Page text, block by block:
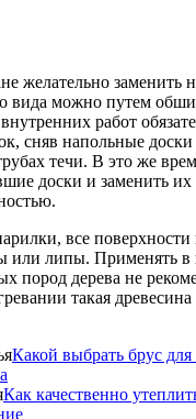
желательно заменить
вида можно путем
работ
сняв напольные
течи. В это же
доски и заменить
все
или липы. Применять в
пород дерева не
такая
Какой выбрать брус для
Как качественно